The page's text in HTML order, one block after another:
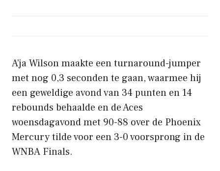
A’ja Wilson maakte een turnaround-jumper
met nog 0,3 seconden te gaan, waarmee hij
een geweldige avond van 34 punten en 14
rebounds behaalde en de Aces
woensdagavond met 90-88 over de Phoenix
Mercury tilde voor een 3-0 voorsprong in de
WNBA Finals.